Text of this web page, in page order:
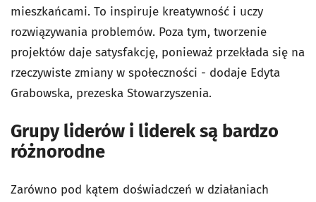
mieszkańcami. To inspiruje kreatywność i uczy
rozwiązywania problemów. Poza tym, tworzenie
projektów daje satysfakcję, ponieważ przekłada się na
rzeczywiste zmiany w społeczności - dodaje Edyta
Grabowska, prezeska Stowarzyszenia.
Grupy liderów i liderek są bardzo
różnorodne
Zarówno pod kątem doświadczeń w działaniach